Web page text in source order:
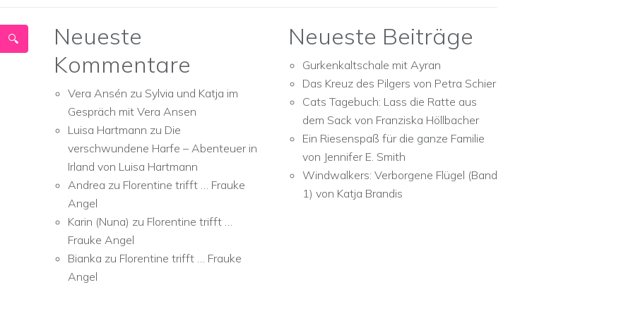
Neueste
Kommentare
Vera Ansén zu Sylvia und Katja im
Gespräch mit Vera Ansen
Luisa Hartmann zu Die
verschwundene Harfe – Abenteuer in
Irland von Luisa Hartmann
Andrea zu Florentine trifft … Frauke
Angel
Karin (Nuna) zu Florentine trifft …
Frauke Angel
Bianka zu Florentine trifft … Frauke
Angel
Neueste Beiträge
Gurkenkaltschale mit Ayran
Das Kreuz des Pilgers von Petra Schier
Cats Tagebuch: Lass die Ratte aus
dem Sack von Franziska Höllbacher
Ein Riesenspaß für die ganze Familie
von Jennifer E. Smith
Windwalkers: Verborgene Flügel (Band
1) von Katja Brandis